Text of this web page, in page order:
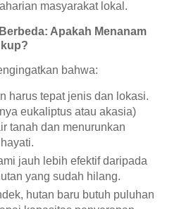
masyarakat lokal.
Apakah Menanam
bahwa:
harus tepat jenis dan lokasi.
eukaliptus atau akasia)
tanah dan menurunkan
jauh lebih efektif daripada
yang sudah hilang.
hutan baru butuh puluhan